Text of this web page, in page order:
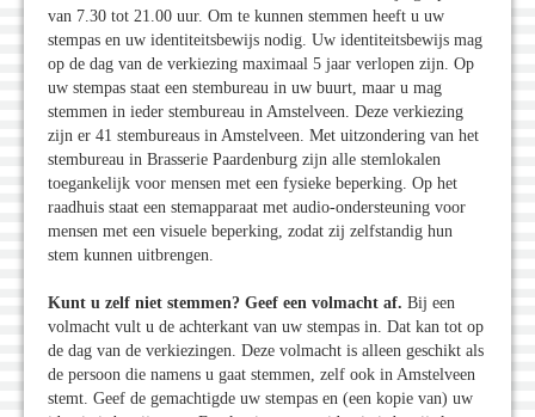
van 7.30 tot 21.00 uur. Om te kunnen stemmen heeft u uw
stempas en uw identiteitsbewijs nodig. Uw identiteitsbewijs mag
op de dag van de verkiezing maximaal 5 jaar verlopen zijn. Op
uw stempas staat een stembureau in uw buurt, maar u mag
stemmen in ieder stembureau in Amstelveen. Deze verkiezing
zijn er 41 stembureaus in Amstelveen. Met uitzondering van het
stembureau in Brasserie Paardenburg zijn alle stemlokalen
toegankelijk voor mensen met een fysieke beperking. Op het
raadhuis staat een stemapparaat met audio-ondersteuning voor
mensen met een visuele beperking, zodat zij zelfstandig hun
stem kunnen uitbrengen.
Kunt u zelf niet stemmen? Geef een volmacht af. Bij een
volmacht vult u de achterkant van uw stempas in. Dat kan tot op
de dag van de verkiezingen. Deze volmacht is alleen geschikt als
de persoon die namens u gaat stemmen, zelf ook in Amstelveen
stemt. Geef de gemachtigde uw stempas en (een kopie van) uw